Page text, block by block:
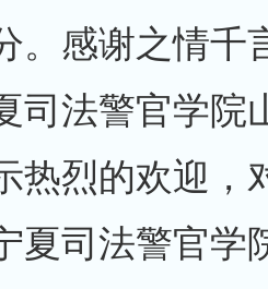
。感谢之情千
司法警官学院
热烈的欢迎，
夏司法警官学